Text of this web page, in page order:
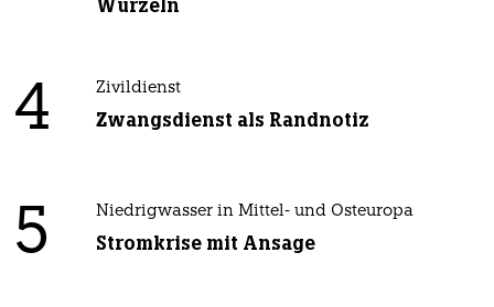
Wurzeln
4 Zivildienst
Zwangsdienst als Randnotiz
5 Niedrigwasser in Mittel- und Osteuropa
Stromkrise mit Ansage